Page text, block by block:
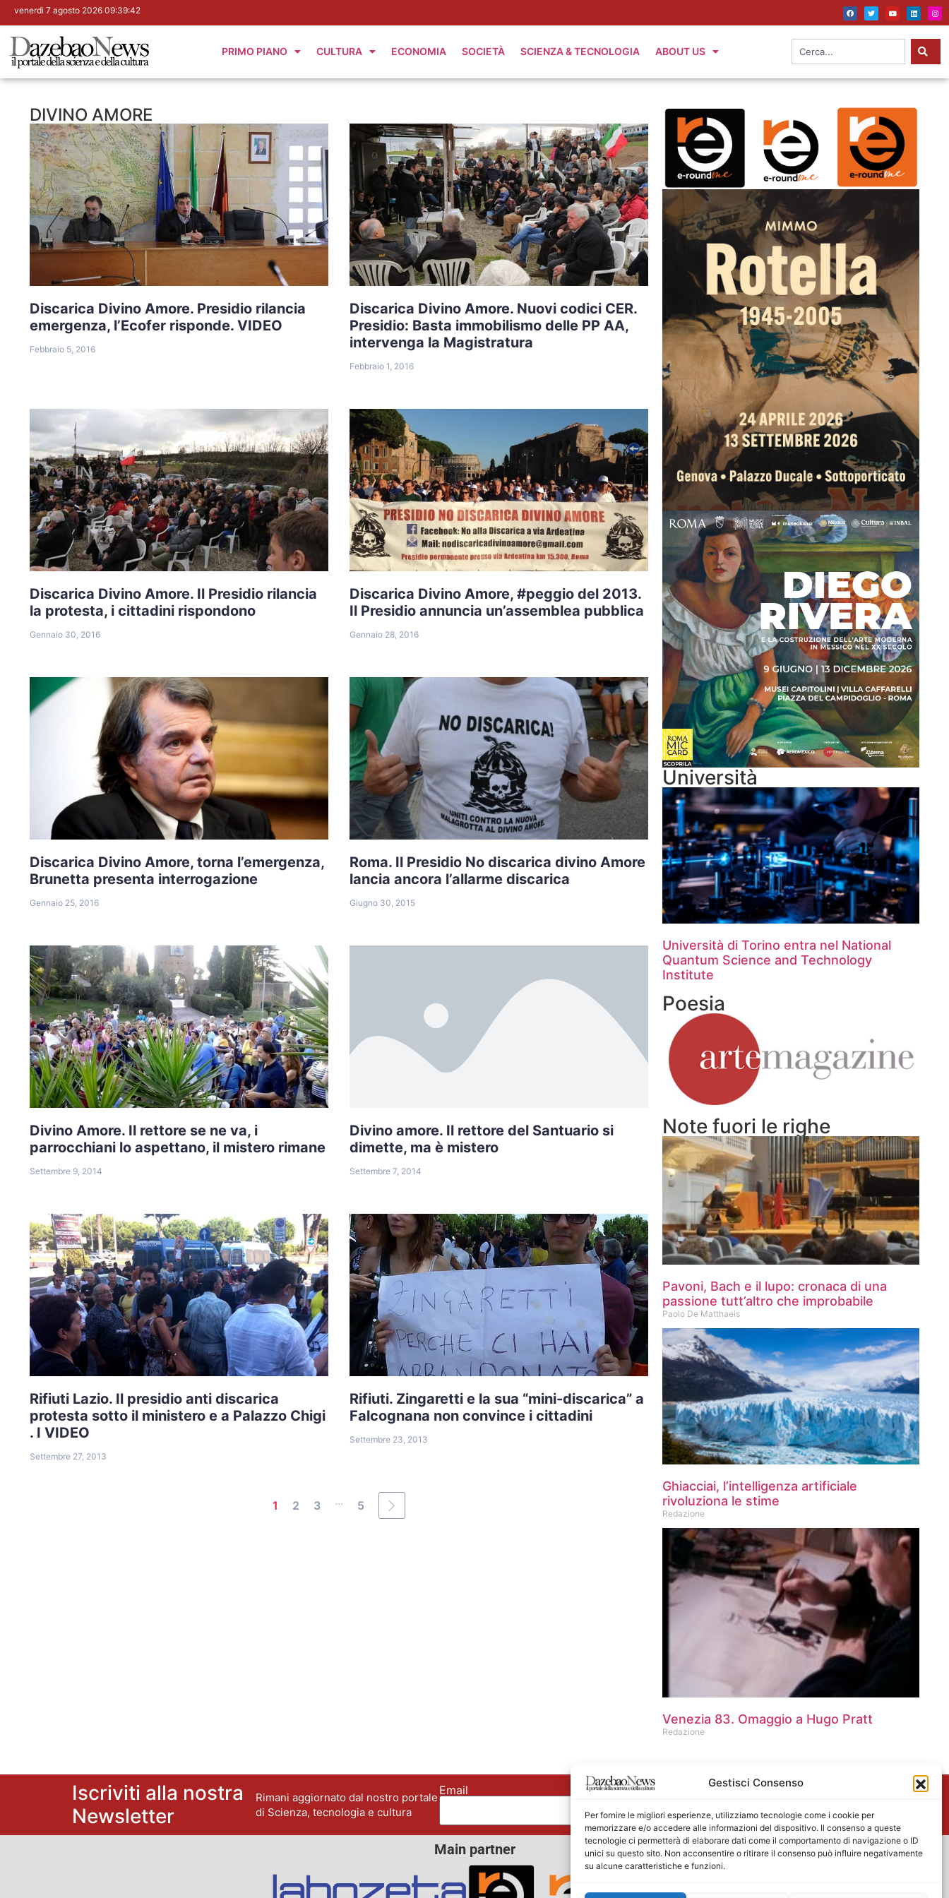
Gestisci Consenso
Per fornire le migliori esperienze, utilizziamo tecnologie come i cookie per
memorizzare e/o accedere alle informazioni del dispositivo. Il consenso a queste
tecnologie ci permetterà di elaborare dati come il comportamento di navigazione o ID
unici su questo sito. Non acconsentire o ritirare il consenso può influire negativamente
su alcune caratteristiche e funzioni.
venerdì 7 agosto 2026 09:39:43
PRIMO PIANO CULTURA ECONOMIA SOCIETÀ SCIENZA & TECNOLOGIA ABOUT US
DIVINO AMORE
Discarica Divino Amore. Presidio rilancia
emergenza, l’Ecofer risponde. VIDEO
Febbraio 5, 2016
Discarica Divino Amore. Nuovi codici CER.
Presidio: Basta immobilismo delle PP AA,
intervenga la Magistratura
Febbraio 1, 2016
Discarica Divino Amore. Il Presidio rilancia
la protesta, i cittadini rispondono
Gennaio 30, 2016
Discarica Divino Amore, #peggio del 2013.
Il Presidio annuncia un’assemblea pubblica
Gennaio 28, 2016
Discarica Divino Amore, torna l’emergenza,
Brunetta presenta interrogazione
Gennaio 25, 2016
Roma. Il Presidio No discarica divino Amore
lancia ancora l’allarme discarica
Giugno 30, 2015
Divino Amore. Il rettore se ne va, i
parrocchiani lo aspettano, il mistero rimane
Settembre 9, 2014
Divino amore. Il rettore del Santuario si
dimette, ma è mistero
Settembre 7, 2014
Rifiuti Lazio. Il presidio anti discarica
protesta sotto il ministero e a Palazzo Chigi
. I VIDEO
Settembre 27, 2013
Rifiuti. Zingaretti e la sua “mini-discarica” a
Falcognana non convince i cittadini
Settembre 23, 2013
1 2 3 ... 5
Università
Università di Torino entra nel National
Quantum Science and Technology
Institute
Poesia
Note fuori le righe
Pavoni, Bach e il lupo: cronaca di una
passione tutt’altro che improbabile
Paolo De Matthaeis
Ghiacciai, l’intelligenza artificiale
rivoluziona le stime
Redazione
Venezia 83. Omaggio a Hugo Pratt
Redazione
Iscriviti alla nostra
Newsletter
Rimani aggiornato dal nostro portale
di Scienza, tecnologia e cultura
Email Nome
Main partner